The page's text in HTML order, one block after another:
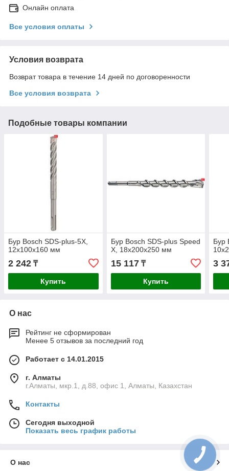
Онлайн оплата
Все условия оплаты
Условия возврата
Возврат товара в течение 14 дней по договоренности
Все условия возврата
Подобные товары компании
Бур Bosch SDS-plus-5X,
12x100x160 мм
2 242 ₸
Купить
Бур Bosch SDS-plus Speed
X, 18x200x250 мм
15 117₸
Купить
Бур
3
О нас
Рейтинг не сформирован
Менее 5 отзывов за последний год
Работает с 14.01.2015
г. Алматы
г.Алматы, мкр.1, д.88, офис 1, Алматы, Казахстан
Контакты
Сегодня выходной
Показать весь график работы
О нас